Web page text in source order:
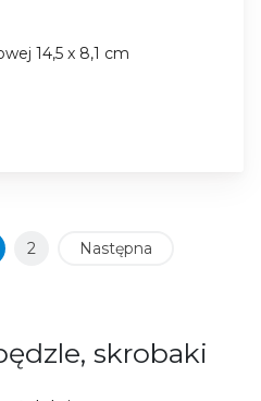
14,5 x 8,1 cm
2 Następna
skrobaki